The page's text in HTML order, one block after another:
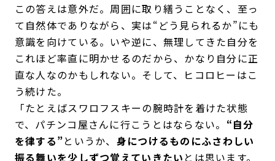
この答えは意外だ。周囲に取り繕うことなく、至っ
て自然体でありながら、実は“どう見られるか”にも
意識を向けている。いや逆に、無理してきた自分を
これほど率直に明かせるのだから、かなり自分に正
直な人なのかもしれない。そして、ヒコロヒーはこ
う続けた。
「たとえばスワロフスキーの腕時計を着けた状態
で、パチンコ屋さんに行こうとはならない。 “自分
を律する”というか、 身につけるものにふさわしい
振る舞いを少しずつ覚えていきたい とは思います。